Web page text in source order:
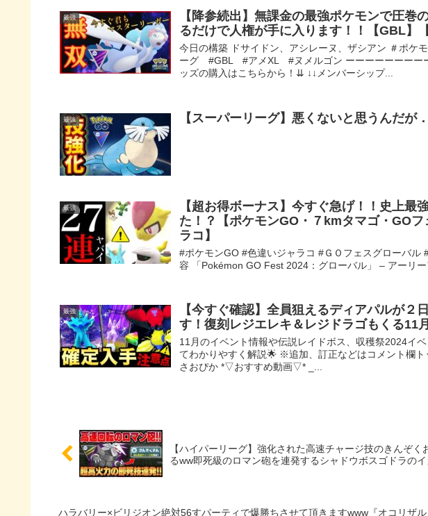
最強
【降参続出】無課金の最強ポケモンで圧巻
るだけで人権が手に入ります！！【GBL】
今日の構築 ドサイドン、アシレーヌ、ザシアン ＃ポ
ーグ #GBL #アメXL #ヌメルゴン ーーーーーーーー
ッズの購入はこちらから！⇊ ↓↓メンバーシップ...
最強 【スーパーリーグ】悪くないと思うんだが
最強
【超お得ボーナス】今すぐ急げ！！史上最
た！？【ポケモンGO・７kmタマゴ・GO
ラコ】
#ポケモンGO #色違いジャラコ #ＧＯフェスグローバル
容 「Pokémon GO Fest 2024：グローバル」 – アーリー
最強
【今すぐ確認】全員狙えるディアパルが２
す！復刻レジエレキ＆レジドラゴもくる11
11月のイベント情報や伝説レイドボス、収穫祭2024イ
てわかりやすく解説🌟 ※追加、訂正などはコメント欄
さおぴか *▽おすすめ動画▽* _...
【ハイパーリーグ】強化された高速チャージ技のきんぞ
るww即死級のロマン砲を連発するシャドウボスゴドラの
ハラバリー×ビリジオン絶対56すパーティで爆勝ちさせて頂きますwww『オコリザ